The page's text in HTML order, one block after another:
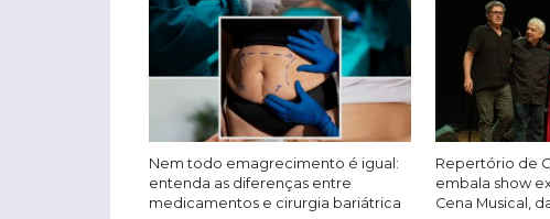
Nem todo emagrecimento é igual:
entenda as diferenças entre
medicamentos e cirurgia bariátrica
Repertório de
embala show
Cena Musical,